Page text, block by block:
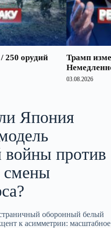
250 орудий
Трамп
03.08.2026
Япония
войны против
смены
оборонный белый
к асимметрии: масштабное